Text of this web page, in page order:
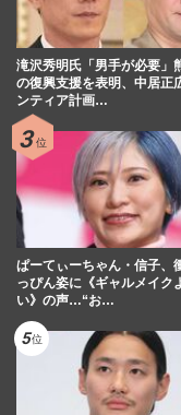
滝沢秀明氏「男手が必要」
の復興支援を表明、中居正
ンティア計画…
ぱーてぃーちゃん・信子、
っぴん姿に《ギャルメイク
い》の声…“お…